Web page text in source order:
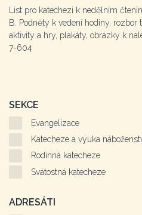
List pro katechezi k nedělním
B. Podněty k vedení hodiny, rozbor
aktivity a hry, plakáty, obrázky k
7-604
SEKCE
Evangelizace
Katecheze a výuka
Rodinná katecheze
Svátostná katecheze
ADRESÁTI